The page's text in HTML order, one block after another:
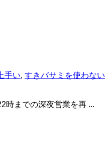
手い, すきバサミを使わない
時までの深夜営業を再 ...